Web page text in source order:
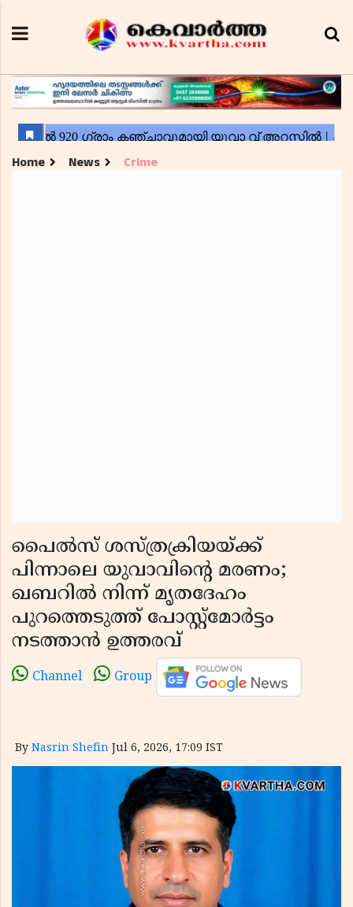
Home News Crime
പൈൽസ് ശസ്ത്രക്രിയയ്ക്ക്
പിന്നാലെ യുവാവിൻ്റെ മരണം;
ഖബറിൽ നിന്ന് മൃതദേഹം
പുറത്തെടുത്ത് പോസ്റ്റ്മോർട്ടം
നടത്താൻ ഉത്തരവ്
Channel Group
By Nasrin Shefin Jul 6, 2026, 17:09 IST